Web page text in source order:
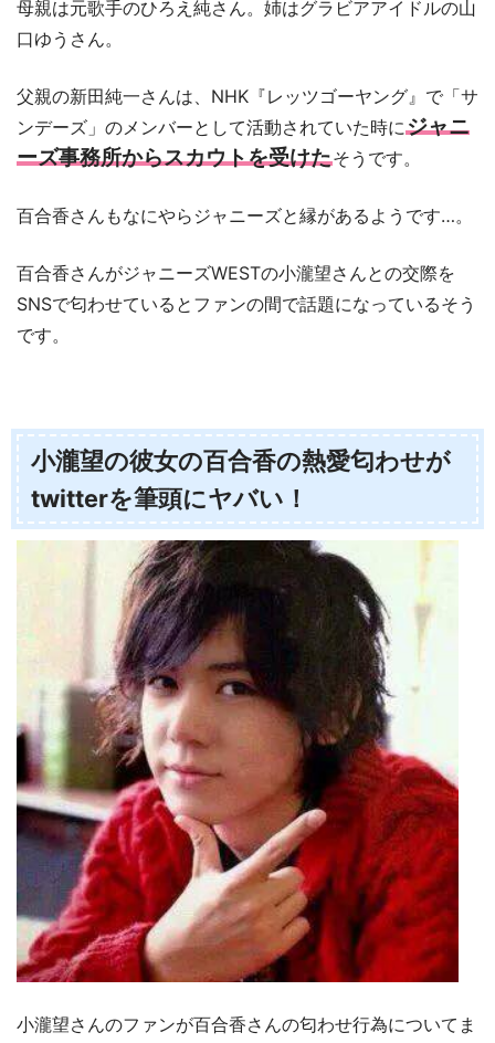
母親は元歌手のひろえ純さん。姉はグラビアアイドルの山
口ゆうさん。
父親の新田純一さんは、NHK『レッツゴーヤング』で「サ
ンデーズ」のメンバーとして活動されていた時にジャニ
ーズ事務所からスカウトを受けたそうです。
百合香さんもなにやらジャニーズと縁があるようです…。
百合香さんがジャニーズWESTの小瀧望さんとの交際を
SNSで匂わせているとファンの間で話題になっているそう
です。
小瀧望の彼女の百合香の熱愛匂わせが
twitterを筆頭にヤバい！
小瀧望さんのファンが百合香さんの匂わせ行為についてま